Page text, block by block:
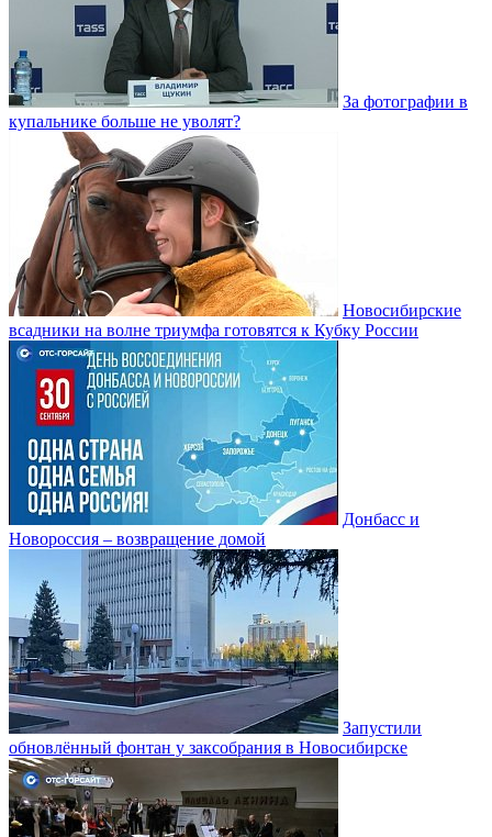
За фотографии в
купальнике больше не уволят?
Новосибирские
всадники на волне триумфа готовятся к Кубку России
Донбасс и
Новороссия – возвращение домой
Запустили
обновлённый фонтан у заксобрания в Новосибирске